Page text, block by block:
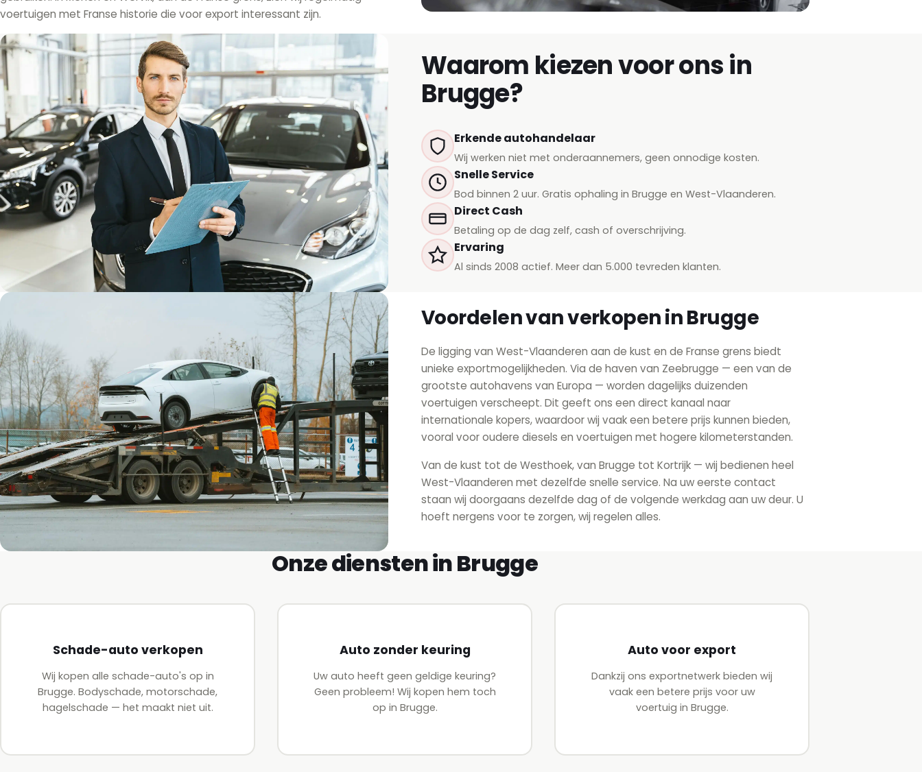
voertuigen met Franse historie die voor export interessant zijn.
Waarom kiezen voor ons in
Brugge?
Erkende autohandelaar
Wij werken niet met onderaannemers, geen onnodige kosten.
Snelle Service
Bod binnen 2 uur. Gratis ophaling in Brugge en West-Vlaanderen.
Direct Cash
Betaling op de dag zelf, cash of overschrijving.
Ervaring
Al sinds 2008 actief. Meer dan 5.000 tevreden klanten.
Voordelen van verkopen in Brugge
De ligging van West-Vlaanderen aan de kust en de Franse grens biedt
unieke exportmogelijkheden. Via de haven van Zeebrugge — een van de
grootste autohavens van Europa — worden dagelijks duizenden
voertuigen verscheept. Dit geeft ons een direct kanaal naar
internationale kopers, waardoor wij vaak een betere prijs kunnen bieden,
vooral voor oudere diesels en voertuigen met hogere kilometerstanden.
Van de kust tot de Westhoek, van Brugge tot Kortrijk — wij bedienen heel
West-Vlaanderen met dezelfde snelle service. Na uw eerste contact
staan wij doorgaans dezelfde dag of de volgende werkdag aan uw deur. U
hoeft nergens voor te zorgen, wij regelen alles.
Onze diensten in Brugge
Schade-auto verkopen
Wij kopen alle schade-auto's op in
Brugge. Bodyschade, motorschade,
hagelschade — het maakt niet uit.
Auto zonder keuring
Uw auto heeft geen geldige keuring?
Geen probleem! Wij kopen hem toch
op in Brugge.
Auto voor export
Dankzij ons exportnetwerk bieden wij
vaak een betere prijs voor uw
voertuig in Brugge.